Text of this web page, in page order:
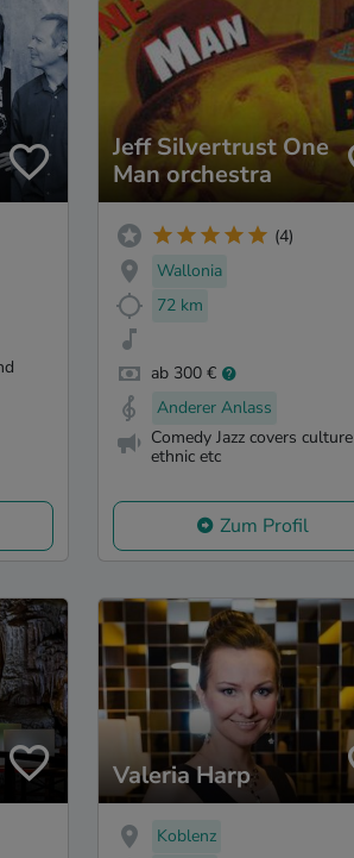
Jeff Silvertrust One
Man orchestra
(4)
Wallonia
72 km
ab 300 €
Anderer Anlass
Comedy Jazz covers culture
ethnic etc
Zum Profil
Valeria Harp
Koblenz